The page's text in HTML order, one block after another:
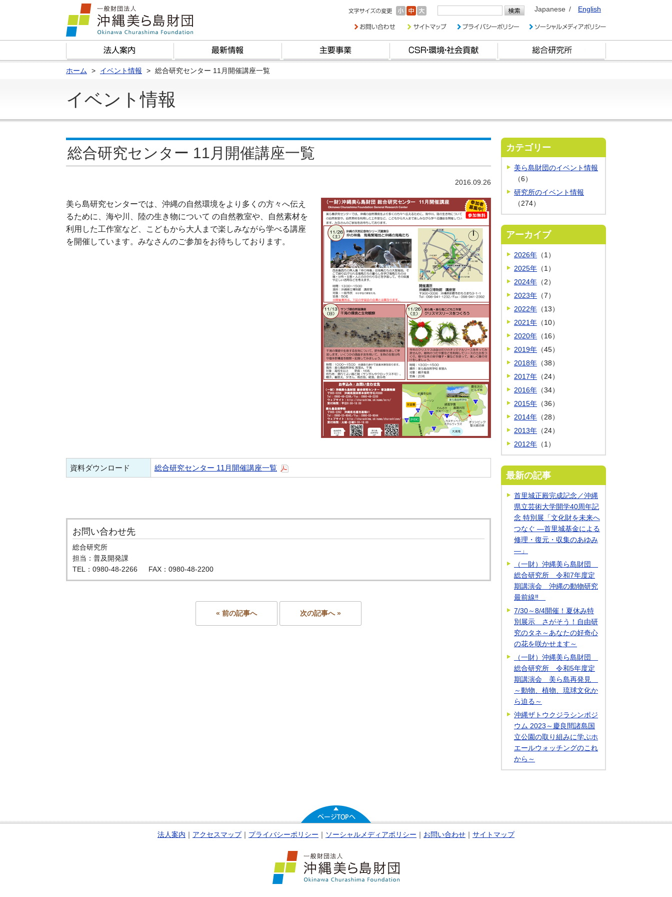
Japanese English
ホーム イベント情報 総合研究センター 11月開催講座一覧
イベント情報
総合研究センター 11月開催講座一覧
2016.09.26
美ら島研究センターでは、沖縄の自然環境をより多くの方々へ伝え
るために、海や川、陸の生き物について の自然教室や、自然素材を
利用した工作室など、こどもから大人まで楽しみながら学べる講座
を開催しています。みなさんのご参加をお待ちしております。
資料ダウンロード 総合研究センター 11月開催講座一覧
お問い合わせ先
総合研究所
担当：普及開発課
TEL：0980-48-2266 FAX：0980-48-2200
« 前の記事へ 次の記事へ »
カテゴリー
美ら島財団のイベント情報
（6）
研究所のイベント情報
（274）
アーカイブ
2026年 （1）
2025年 （1）
2024年 （2）
2023年 （7）
2022年 （13）
2021年 （10）
2020年 （16）
2019年 （45）
2018年 （38）
2017年 （24）
2016年 （34）
2015年 （36）
2014年 （28）
2013年 （24）
2012年 （1）
最新の記事
首里城正殿完成記念／沖縄
県立芸術大学開学40周年記
念 特別展「文化財を未来へ
つなぐ ―首里城基金による
修理・復元・収集のあゆみ
―」
（一財）沖縄美ら島財団
総合研究所 令和7年度定
期講演会 沖縄の動物研究
最前線‼
7/30～8/4開催！夏休み特
別展示 さがそう！自由研
究のタネ～あなたの好奇心
の花を咲かせます～
（一財）沖縄美ら島財団
総合研究所 令和5年度定
期講演会 美ら島再発見
～動物、植物、琉球文化か
ら迫る～
沖縄ザトウクジラシンポジ
ウム 2023～慶良間諸島国
立公園の取り組みに学ぶホ
エールウォッチングのこれ
から～
法人案内 ｜ アクセスマップ｜ プライバシーポリシー ｜ ソーシャルメディアポリシー ｜ お問い合わせ ｜ サイトマップ